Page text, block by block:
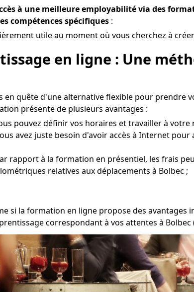
à une meilleure employabilité via des
compétences spécifiques :
utile au moment où vous cherchez à
en ligne : Une
en quête d'une alternative flexible pour
présente de plusieurs avantages :
pouvez définir vos horaires et travailler à
avez juste besoin d'avoir accès à Internet
rapport à la formation en présentiel, les frais
relatives aux déplacements à Bolbec ;
si la formation en ligne propose des
correspondant à vos attentes à Bolbec